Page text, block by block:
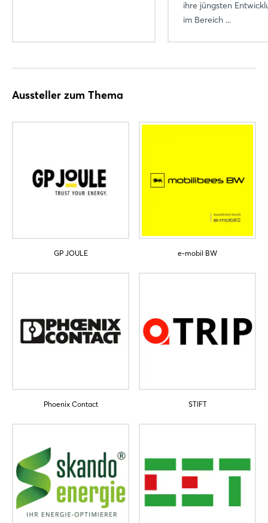
ihre jüngsten
im Bereich ...
Aussteller zum Thema
GP JOULE e-mobil BW
Phoenix Contact STIFT
Jetzt registrieren